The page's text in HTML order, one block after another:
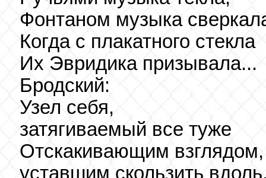
Фонтаном музыка
Когда с плакатного стекла
Их Эвридика призывала...
Бродский:
Узел себя,
затягиваемый все туже
Отскакивающим взглядом,
уставшим скользить